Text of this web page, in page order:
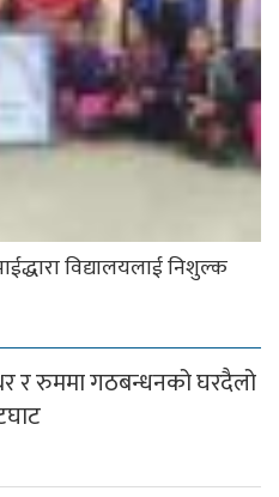
विद्यालयलाई निशुल्क
र रुममा गठबन्धनको घरदैलो